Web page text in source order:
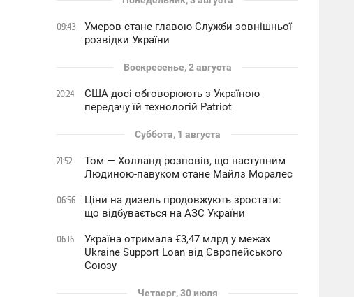
09:43
Умеров стане главою Служби зовнішньої
розвідки України
Воскресенье, 2 августа
20:24
США досі обговорюють з Україною
передачу їй технологій Patriot
Суббота, 1 августа
21:52
Том — Холланд розповів, що наступним
Людиною-павуком стане Майлз Моралес
06:56
Ціни на дизель продовжують зростати:
що відбувається на АЗС України
06:16
Україна отримала €3,47 млрд у межах
Ukraine Support Loan від Європейського
Союзу
Четверг, 30 июля